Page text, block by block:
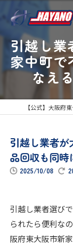
引越し業
家中町で
なえ
【公
引越し業者
品回収も同
2025/10/08
引越し業者選び
られたら便利な
阪府東大阪市新